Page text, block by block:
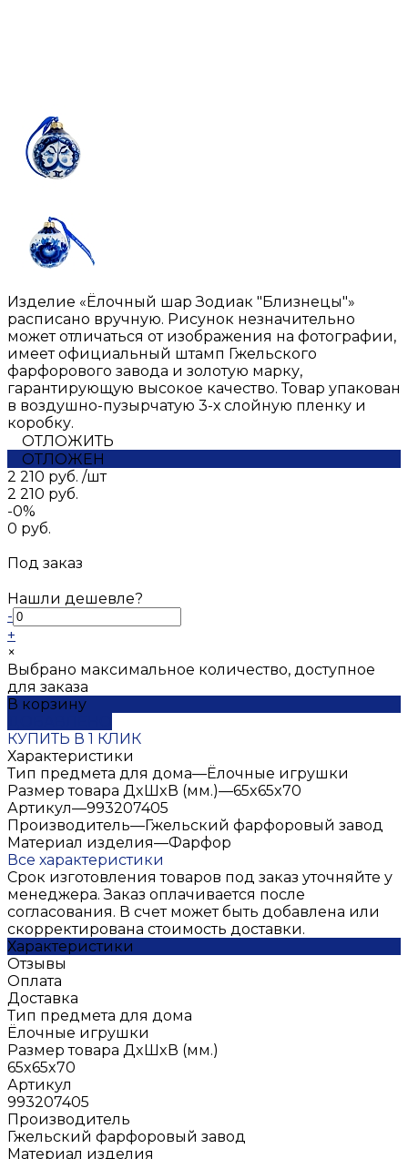
Изделие «Ёлочный шар Зодиак "Близнецы"»
расписано вручную. Рисунок незначительно
может отличаться от изображения на фотографии,
имеет официальный штамп Гжельского
фарфорового завода и золотую марку,
гарантирующую высокое качество. Товар упакован
в воздушно-пузырчатую 3-х слойную пленку и
коробку.
ОТЛОЖИТЬ
ОТЛОЖЕН
2 210 руб. /шт
2 210 руб.
-0%
0 руб.
Под заказ
Нашли дешевле?
-
+
×
Выбрано максимальное количество, доступное
для заказа
В корзину
КУПИТЬ В 1 КЛИК
Характеристики
Тип предмета для дома—Ёлочные игрушки
Размер товара ДxШxВ (мм.)—65x65x70
Артикул—993207405
Производитель—Гжельский фарфоровый завод
Материал изделия—Фарфор
Все характеристики
Срок изготовления товаров под заказ уточняйте у
менеджера. Заказ оплачивается после
согласования. В счет может быть добавлена или
скорректирована стоимость доставки.
Характеристики
Отзывы
Оплата
Доставка
Тип предмета для дома
Ёлочные игрушки
Размер товара ДxШxВ (мм.)
65x65x70
Артикул
993207405
Производитель
Гжельский фарфоровый завод
Материал изделия